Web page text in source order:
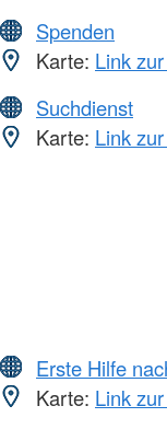
Spenden
Karte: Link
Suchdienst
Karte: Link
Erste Hilfe
Karte: Link